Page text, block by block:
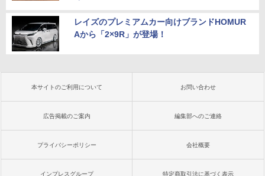
レイズのプレミアムカー向けブランドHOMUR
Aから「2×9R」が登場！
本サイトのご利用について お問い合わせ
広告掲載のご案内 編集部へのご連絡
プライバシーポリシー 会社概要
インプレスグループ 特定商取引法に基づく表示